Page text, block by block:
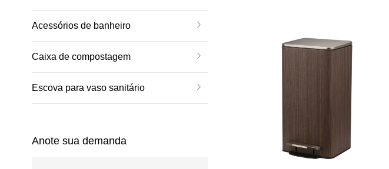
Acessórios de banheiro
Caixa de compostagem
Escova para vaso sanitário
Anote sua demanda